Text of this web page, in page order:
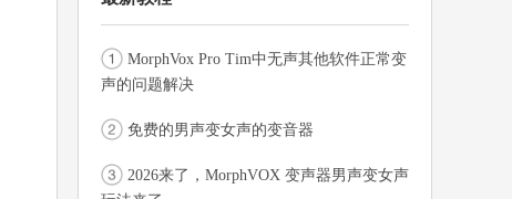
MorphVox Pro Tim中无声其他软件正常变
声的问题解决
免费的男声变女声的变音器
2026来了，MorphVOX 变声器男声变女声